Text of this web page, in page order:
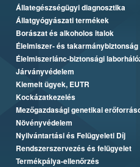
Állategészségügyi diagnosztika
Állatgyógyászati termékek
Borászat és alkoholos italok
Élelmiszer- és takarmánybiztonság
Élelmiszerlánc-biztonsági
Járványvédelem
Kiemelt ügyek, EUTR
Kockázatkezelés
Mezőgazdasági genetikai
Növényvédelem
Nyilvántartási és Felügyeleti Díj
Rendszerszervezés és felügyelet
Termékpálya-ellenőrzés